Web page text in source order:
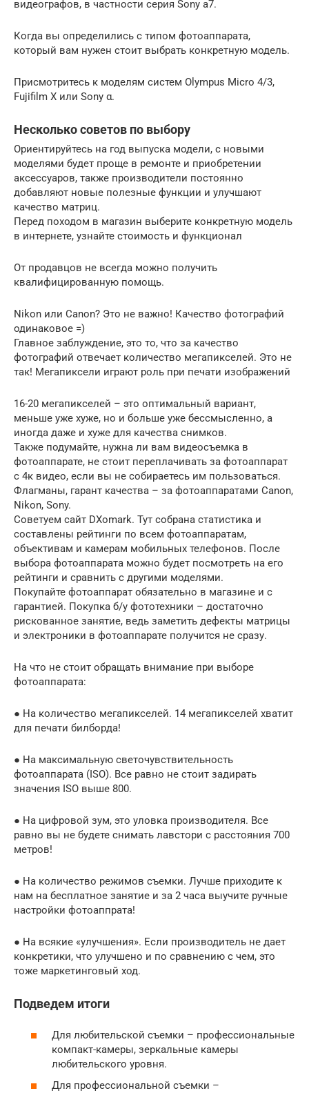
видеографов, в частности серия Sony a7.
Когда вы определились с типом фотоаппарата,
который вам нужен стоит выбрать конкретную модель.
Присмотритесь к моделям систем Olympus Micro 4/3,
Fujifilm X или Sony α.
Несколько советов по выбору
Ориентируйтесь на год выпуска модели, с новыми
моделями будет проще в ремонте и приобретении
аксессуаров, также производители постоянно
добавляют новые полезные функции и улучшают
качество матриц.
Перед походом в магазин выберите конкретную модель
в интернете, узнайте стоимость и функционал
От продавцов не всегда можно получить
квалифицированную помощь.
Nikon или Canon? Это не важно! Качество фотографий
одинаковое =)
Главное заблуждение, это то, что за качество
фотографий отвечает количество мегапикселей. Это не
так! Мегапиксели играют роль при печати изображений
16-20 мегапикселей – это оптимальный вариант,
меньше уже хуже, но и больше уже бессмысленно, а
иногда даже и хуже для качества снимков.
Также подумайте, нужна ли вам видеосъемка в
фотоаппарате, не стоит переплачивать за фотоаппарат
с 4к видео, если вы не собираетесь им пользоваться.
Флагманы, гарант качества – за фотоаппаратами Canon,
Nikon, Sony.
Советуем сайт DXomark. Тут собрана статистика и
составлены рейтинги по всем фотоаппаратам,
объективам и камерам мобильных телефонов. После
выбора фотоаппарата можно будет посмотреть на его
рейтинги и сравнить с другими моделями.
Покупайте фотоаппарат обязательно в магазине и с
гарантией. Покупка б/у фототехники – достаточно
рискованное занятие, ведь заметить дефекты матрицы
и электроники в фотоаппарате получится не сразу.
На что не стоит обращать внимание при выборе
фотоаппарата:
● На количество мегапикселей. 14 мегапикселей хватит
для печати билборда!
● На максимальную светочувствительность
фотоаппарата (ISO). Все равно не стоит задирать
значения ISO выше 800.
● На цифровой зум, это уловка производителя. Все
равно вы не будете снимать лавстори с расстояния 700
метров!
● На количество режимов съемки. Лучше приходите к
нам на бесплатное занятие и за 2 часа выучите ручные
настройки фотоаппрата!
● На всякие «улучшения». Если производитель не дает
конкретики, что улучшено и по сравнению с чем, это
тоже маркетинговый ход.
Подведем итоги
Для любительской съемки – профессиональные
компакт-камеры, зеркальные камеры
любительского уровня.
Для профессиональной съемки –